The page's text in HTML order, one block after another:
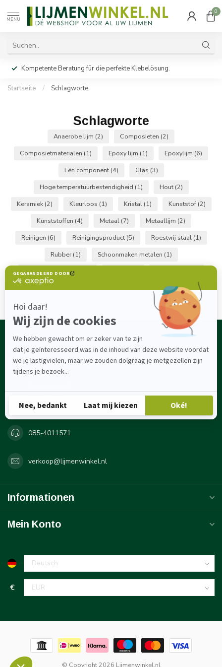
MENU
0
Kompetente Beratung für die perfekte Klebelösung.
Startseite / Schlagworte
Schlagworte
Anaerobe lijm (2) Composieten (2)
Composietmaterialen (1) Epoxy lijm (1) Epoxylijm (6)
Eén component (4) Glas (3)
Hoge temperatuurbestendigheid (1) Hout (2)
Keramiek (2) Kleurloos (1) Kristal (1) Kunststof (2)
Kunststoffen (4) Metaal (7) Metaallijm (2)
Reinigen (6) Reinigingsproduct (5) Roestvrij staal (1)
Rubber (1) Schoonmaken metalen (1)
Twee-componenten
Lijmenwinkel.nl
Dé webshop voor al uw lijmen
Nederland
085-4011571
verkoop@lijmenwinkel.nl
Informationen
Mein Konto
€
© Copyright 2026 Lijmenwinkel.nl